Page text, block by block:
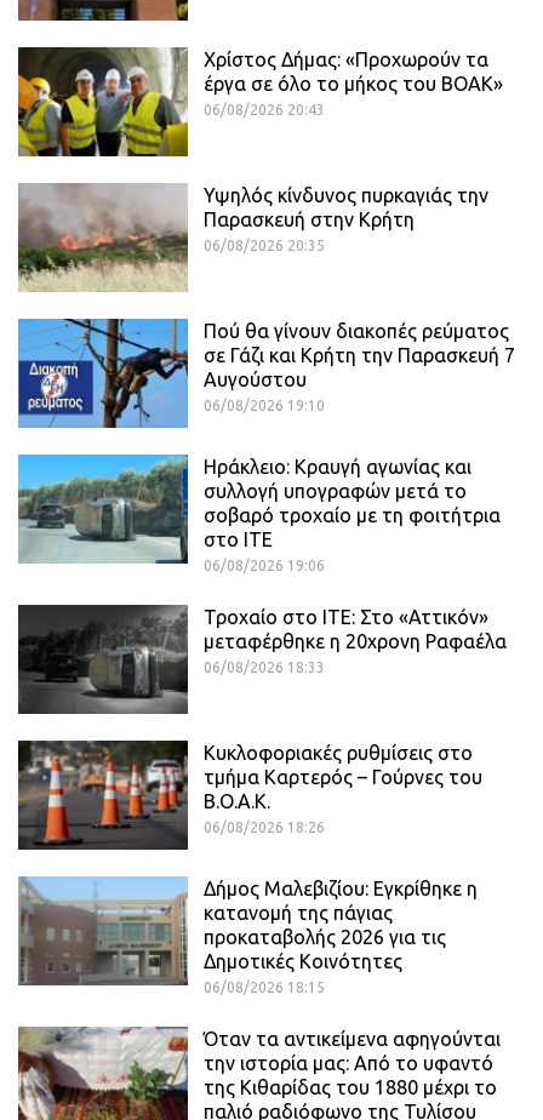
Χρίστος Δήμας: «Προχωρούν τα
έργα σε όλο το μήκος του ΒΟΑΚ»
06/08/2026 20:43
Υψηλός κίνδυνος πυρκαγιάς την
Παρασκευή στην Κρήτη
06/08/2026 20:35
Πού θα γίνουν διακοπές ρεύματος
σε Γάζι και Κρήτη την Παρασκευή 7
Αυγούστου
06/08/2026 19:10
Ηράκλειο: Κραυγή αγωνίας και
συλλογή υπογραφών μετά το
σοβαρό τροχαίο με τη φοιτήτρια
στο ΙΤΕ
06/08/2026 19:06
Τροχαίο στο ΙΤΕ: Στο «Αττικόν»
μεταφέρθηκε η 20χρονη Ραφαέλα
06/08/2026 18:33
Κυκλοφοριακές ρυθμίσεις στο
τμήμα Καρτερός – Γούρνες του
Β.Ο.Α.Κ.
06/08/2026 18:26
Δήμος Μαλεβιζίου: Εγκρίθηκε η
κατανομή της πάγιας
προκαταβολής 2026 για τις
Δημοτικές Κοινότητες
06/08/2026 18:15
Όταν τα αντικείμενα αφηγούνται
την ιστορία μας: Από το υφαντό
της Κιθαρίδας του 1880 μέχρι το
παλιό ραδιόφωνο της Τυλίσου